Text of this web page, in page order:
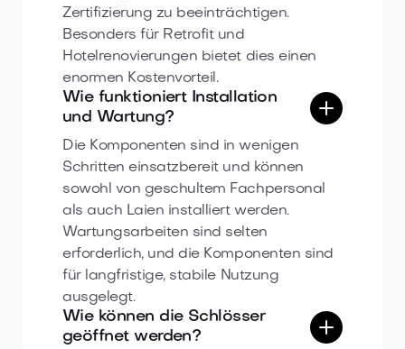
Zertifizierung zu beeinträchtigen.
Besonders für Retrofit und
Hotelrenovierungen bietet dies einen
enormen Kostenvorteil.
Wie funktioniert Installation
und Wartung?
Die Komponenten sind in wenigen
Schritten einsatzbereit und können
sowohl von geschultem Fachpersonal
als auch Laien installiert werden.
Wartungsarbeiten sind selten
erforderlich, und die Komponenten sind
für langfristige, stabile Nutzung
ausgelegt.
Wie können die Schlösser
geöffnet werden?